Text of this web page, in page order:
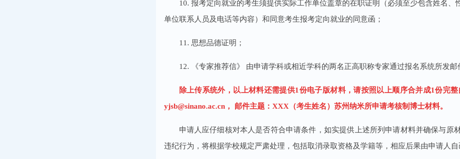
10. 报考定向就业的考生须提供实际工作单位盖章的在职证明（必须至少包含姓名、
单位联系人员及电话等内容）和同意考生报考定向就业的同意函；
11. 思想品德证明；
12. 《专家推荐信》 由申请学科或相近学科的两名正高职称专家通过报名系统所发邮
除上传系统外，以上材料还需提供1份电子版材料，请按照以上顺序合并成1份完
yjsb@sinano.ac.cn， 邮件主题：XXX（考生姓名）苏州纳米所申请考核制博士材料。
申请人应仔细核对本人是否符合申请条件，如实提供上述所列申请材料并确保与原
违纪行为，将根据学校规定严肃处理，包括取消录取资格及学籍等，相应后果由申请人自